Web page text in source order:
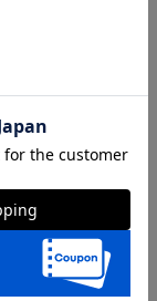
テキスタイ
た『Ozdoku
ッパにて歴史の
んわりとソフト
感を保持しつ
備した、デイリ